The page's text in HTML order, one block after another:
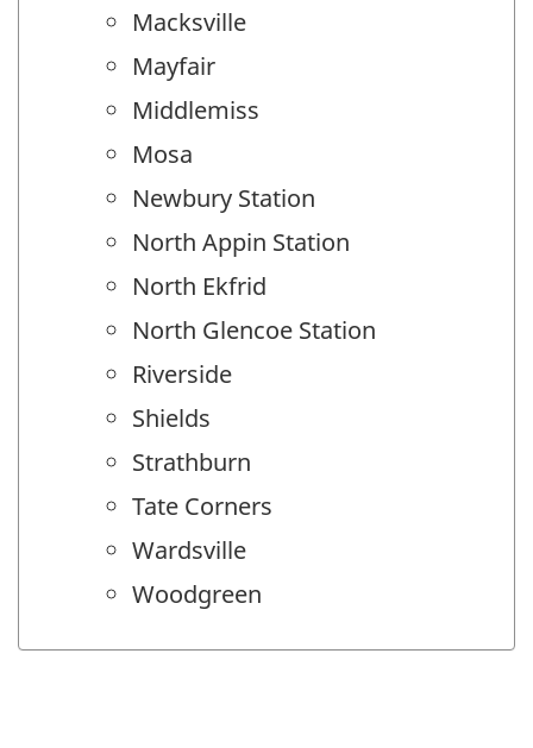
Macksville
Mayfair
Middlemiss
Mosa
Newbury Station
North Appin Station
North Ekfrid
North Glencoe Station
Riverside
Shields
Strathburn
Tate Corners
Wardsville
Woodgreen